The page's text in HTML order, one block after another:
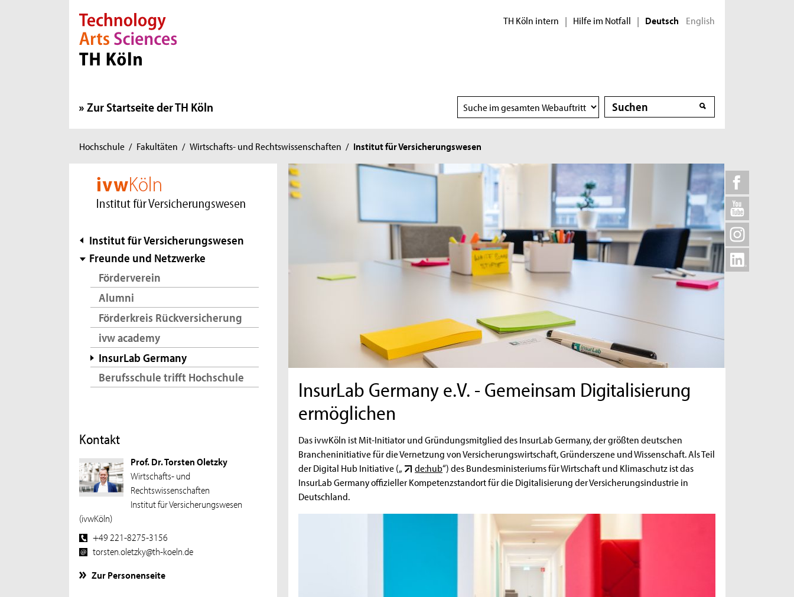
Direkt zur Hauptnavigation
Direkt zur Subnavigation
Direkt zum Inhalt
Direkt zum Fußbereich TH Köln intern | Hilfe im Notfall | Deutsch English
Zur Startseite der TH Köln
Suchbereich
wählen
Suche
Suche
Sie
hier:
Hochschule / Fakultäten / Wirtschafts- und Rechtswissenschaften / Institut für Versicherungswesen
Subnavigation
Institut für Versicherungswesen
Freunde und Netzwerke
Förderverein
Alumni
Förderkreis Rückversicherung
ivw academy
InsurLab Germany
Berufsschule trifft Hochschule
Kontakt
Prof. Dr. Torsten Oletzky
Wirtschafts- und
Rechtswissenschaften
Institut für Versicherungswesen
(ivwKöln)
+49 221-8275-3156
torsten.oletzky@th-koeln.de
Zur Personenseite
InsurLab Germany e.V. - Gemeinsam Digitalisierung
ermöglichen
Das ivwKöln ist Mit-Initiator und Gründungsmitglied des InsurLab Germany, der größten deutschen
Brancheninitiative für die Vernetzung von Versicherungswirtschaft, Gründerszene und Wissenschaft. Als Teil
der Digital Hub Initiative („
de:hub“) des Bundesministeriums für Wirtschaft und Klimaschutz ist das
InsurLab Germany offizieller Kompetenzstandort für die Digitalisierung der Versicherungsindustrie in
Deutschland.